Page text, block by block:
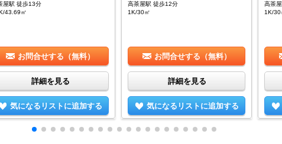
屋駅 徒歩13分
43.69㎡
お問合せする（無料）
詳細を見る
気になるリストに追加する
高茶屋駅 徒歩12分
1K/30㎡
お問合せする（無料）
詳細を見る
気になるリストに追加する
高茶
1K/30